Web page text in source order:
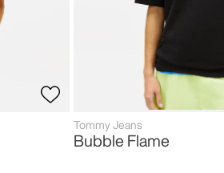
Tommy Jeans
Bubble Flame